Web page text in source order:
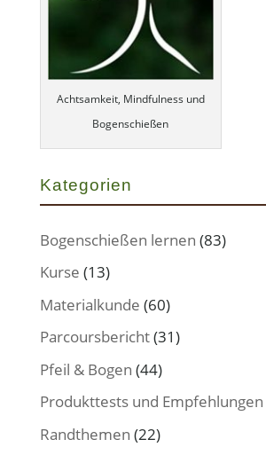
Achtsamkeit, Mindfulness und
Bogenschießen
Kategorien
Bogenschießen lernen (83)
Kurse (13)
Materialkunde (60)
Parcoursbericht(31)
Pfeil & Bogen (44)
Produkttests und Empfehlungen
Randthemen (22)